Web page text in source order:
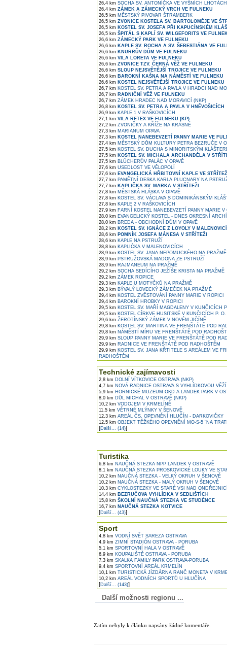
26,4 km SOCHA SV. ANTONÍČKA VE VYŠNÍCH LHOTÁCH
26,4 km ZÁMEK A ZÁMECKÝ VRCH VE FULNEKU
26,5 km MĚSTSKÝ PIVOVAR ŠTRAMBERK
26,5 km ZVONICE KOSTELA SV. BARTOLOMĚJE VE
26,5 km KOSTEL SV. JOSEFA PŘI KAPUCÍNSKÉM
26,5 km ŠPITÁL S KAPLÍ SV. WILGEFORITS VE
26,6 km ZÁMECKÝ PARK VE FULNEKU
26,6 km KAPLE SV. ROCHA A SV. ŠEBESTIÁNA VE
26,6 km KNURRŮV DŮM VE FULNEKU
26,6 km VILA LORETA VE FULNEKU
26,6 km ZVONICE TZV. ČERNÁ VĚŽ VE FULNEKU
26,6 km SLOUP NEJSVĚTĚJŠÍ TROJICE VE FULNEKU
26,6 km BAROKNÍ KAŠNA NA NÁMĚSTÍ VE FULNEKU
26,6 km KOSTEL NEJSVĚTĚJŠÍ TROJICE VE FULNEKU
26,7 km KOSTEL SV. PETRA A PAVLA V HRADCI NAD
26,7 km RADNIČNÍ VĚŽ VE FULNEKU
26,7 km ZÁMEK HRADEC NAD MORAVICÍ (NKP)
26,8 km KOSTEL SV. PETRA A PAVLA V HNĚVOŠICÍCH
26,9 km KAPLE 1 V RAŠKOVICÍCH
27,1 km VILA RETEX VE FULNEKU (KP)
27,2 km ZVONIČKY A KŘÍŽE NA KRÁSNÉ
27,3 km MARIANUM OPAVA
27,3 km KOSTEL NANEBEVZETÍ PANNY MARIE VE
27,4 km MĚSTSKÝ DŮM KULTURY PETRA BEZRUČE V
27,5 km KOSTEL SV. DUCHA S MINORITSKÝM
27,5 km KOSTEL SV. MICHALA ARCHANDĚLA V
27,5 km BLÜCHERŮV PALÁC V OPAVĚ
27,6 km USEDLOST VE VĚLOPOLÍ
27,6 km EVANGELICKÁ HŘBITOVNÍ KAPLE VE
27,7 km PAMĚTNÍ DESKA KARLA PLUCNARY NA
27,7 km KAPLIČKA SV. MARKA V STŘÍTEŽI
27,8 km MĚSTSKÁ HLÁSKA V OPAVĚ
27,8 km KOSTEL SV. VÁCLAVA S DOMINIKÁNSKÝM
27,8 km KAPLE 2 V RAŠKOVICÍCH
27,9 km FARNÍ KOSTEL NANEBEVZETÍ PANNY MARIE V
28,0 km EVANGELICKÝ KOSTEL - DNES OKRESNÍ
28,0 km BREDA - OBCHODNÍ DŮM V OPAVĚ
28,2 km KOSTEL SV. IGNÁCE Z LOYOLY V
28,6 km POMNÍK JOSEFA MÁNESA V STŘÍTEŽI
28,6 km KAPLE NA PSTRUŽÍ
28,8 km KAPLIČKA V MALENOVICÍCH
28,9 km KOSTEL SV. JANA NEPOMUCKÉHO NA PRAŽMĚ
28,9 km PSTRUŽOVSKÁ MADONA ZE PSTRUŽÍ
28,9 km RAJMANEUM NA PRAŽMĚ
29,2 km SOCHA SEDÍCÍHO JEŽÍŠE KRISTA NA PRAŽMĚ
29,2 km ZÁMEK ROPICE
29,3 km KAPLE U MOTYČKŮ NA PRAŽMĚ
29,3 km BÝVALÝ LOVECKÝ ZÁMEČEK NA PRAŽMĚ
29,4 km KOSTEL ZVĚSTOVÁNÍ PANNY MARIE V ROPICI
29,4 km BAROKNÍ HROBKY V ROPICI
29,5 km KOSTEL SV. MAŘÍ MAGDALENY V KUNČICÍCH
29,5 km KOSTEL CÍRKVE HUSITSKÉ V KUNČICÍCH P. O.
29,6 km ŽEROTÍNSKÝ ZÁMEK V NOVÉM JIČÍNĚ
29,8 km KOSTEL SV. MARTINA VE FRENŠTÁTĚ POD
29,8 km NÁMĚSTÍ MÍRU VE FRENŠTÁTĚ POD
29,9 km SLOUP PANNY MARIE VE FRENŠTÁTĚ POD
29,9 km RADNICE VE FRENŠTÁTĚ POD RADHOŠTĚM
29,9 km KOSTEL SV. JANA KŘTITELE S AREÁLEM VE
RADHOŠTĚM
Technické zajímavosti
2,8 km DOLNÍ VÍTKOVICE OSTRAVA (NKP)
4,7 km NOVÁ RADNICE OSTRAVA S VYHLÍDKOVOU VĚŽÍ
5,9 km HORNICKÉ MUZEUM OKD A LANDEK PARK V
8,0 km DŮL MICHAL V OSTRAVĚ (NKP)
10,2 km VODOJEM V KRMELÍNĚ
11,5 km VĚTRNÉ MLÝNKY V ŠENOVĚ
12,3 km AREÁL ČS. OPEVNĚNÍ HLUČÍN - DARKOVIČKY
12,5 km OBJEKT TĚŽKÉHO OPEVNĚNÍ MO-S-5 "NA
[Další... (14)]
Turistika
6,8 km NAUČNÁ STEZKA NPP LANDEK V OSTRAVĚ
8,1 km NAUČNÁ STEZKA PROSKOVICKÉ LOUKY VE
10,2 km NAUČNÁ STEZKA - VELKÝ OKRUH V ŠENOVĚ
10,2 km NAUČNÁ STEZKA - MALÝ OKRUH V ŠENOVĚ
10,3 km CYKLOSTEZKY VE STARÉ VSI NAD
14,4 km BEZRUČOVA VYHLÍDKA V SEDLIŠTÍCH
15,8 km ŠKOLNÍ NAUČNÁ STEZKA VE STUDÉNCE
16,7 km NAUČNÁ STEZKA KOTVICE
[Další... (43)]
Sport
4,8 km VODNÍ SVĚT SAREZA OSTRAVA
4,9 km ZIMNÍ STADIÓN OSTRAVA - PORUBA
5,1 km SPORTOVNÍ HALA V OSTRAVĚ
6,9 km KOUPALIŠTĚ OSTRAVA - PORUBA
7,3 km SKALKA FAMILY PARK OSTRAVA-PORUBA
9,4 km SPORTOVNÍ AREÁL KRMELÍN
10,1 km TURISTICKÁ JÍZDÁRNA RANČ MONETA V
10,2 km AREÁL VODNÍCH SPORTŮ U HLUČÍNA
[Další... (143)]
Další možnosti regionu ...
Zatím nebyly k článku napsány žádné komentáře.